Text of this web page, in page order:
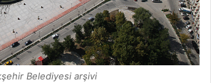
Belediyesi arşivi